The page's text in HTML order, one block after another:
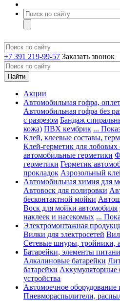
+7 391 219-99-57 Заказать звонок
Акции
Автомобильная гофра,
Автомобильная гофра без
с разрезом Бандаж
кожа) ПВХ кембрик ...
Клей, клеевые составы,
Клей-герметик для лобовых
автомобильные герметики
герметики Герметик
прокладок Аэрозольный
Автомобильная химия для
Автовоск для полировки
бесконтактной мойки
Воск для мойки автомобиля
наклеек и насекомых ...
Электромонтажная
Вилки для электросетей
Сетевые шнуры, тройники,
Батарейки, элементы
Алкалиновые батарейки
батарейки Аккумуляторные
устройства
Автомоечное оборудование
Пневмораспылители,